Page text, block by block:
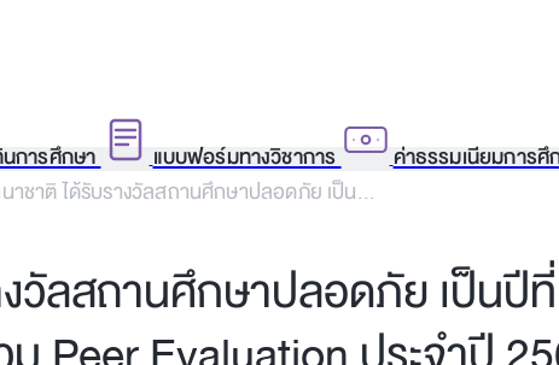
การศึกษา แบบฟอร์มทางวิชาการ ค่าธรรมเนียมการ
าชาติ ได้รับรางวัลสถานศึกษาปลอดภัย เป็น...
วัลสถานศึกษาปลอดภัย เป็น